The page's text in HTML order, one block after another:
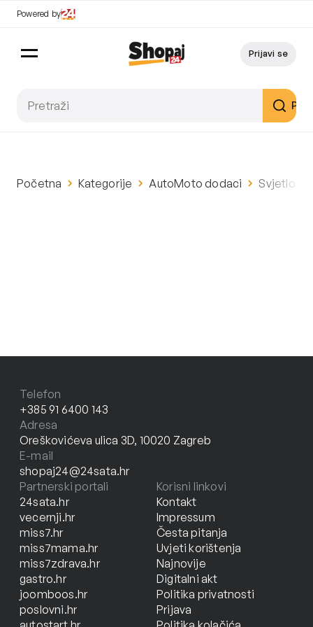
Powered by
Prijavi se
Početna Kategorije AutoMoto dodaci Svjetlo
Telefon
+385 91 6400 143
Adresa
Oreškovićeva ulica 3D, 10020 Zagreb
E-mail
shopaj24@24sata.hr
Partnerski portali
24sata.hr
vecernji.hr
miss7.hr
miss7mama.hr
miss7zdrava.hr
gastro.hr
joomboos.hr
poslovni.hr
Korisni linkovi
Kontakt
Impressum
Česta pitanja
Uvjeti korištenja
Najnovije
Digitalni akt
Politika privatnosti
Prijava